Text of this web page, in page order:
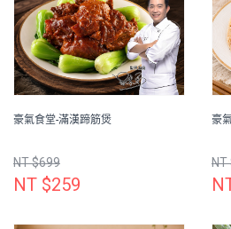
豪氣食堂-滿漢蹄筋煲
NT $699
NT $259
豪
NT